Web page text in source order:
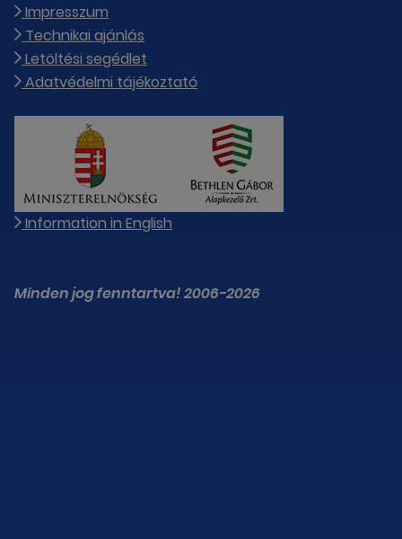
Impresszum
Technikai ajánlás
Letöltési segédlet
Adatvédelmi tájékoztató
Information in English
Minden jog fenntartva! 2006-2026